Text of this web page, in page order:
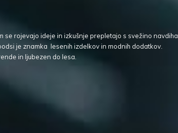
se rojevajo ideje in izkušnje prepletajo s svežino navdiha.
je znamka lesenih izdelkov in modnih dodatkov.
in ljubezen do lesa.